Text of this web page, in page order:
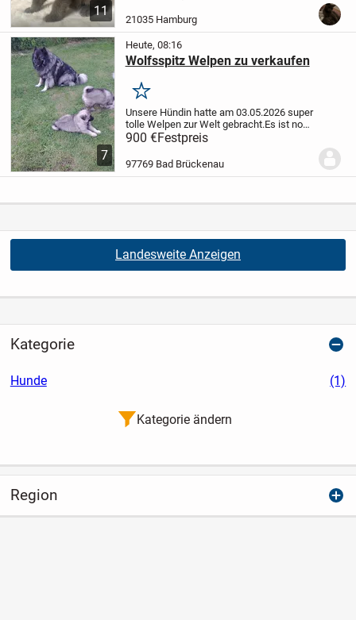
11
Wir haben aktuelle Bilder reingestellt
sind 2 Mädchen und 3 Jungs
21035 Hamburg
7
Heute, 08:16
Wolfsspitz Welpen zu verkaufen
Merken
Unsere Hündin hatte am 03.05.2026 super
tolle Welpen zur Welt gebracht.Es ist noch
1 Bube verfügbar, der eine liebe Familie
Der Wolfsspitz ist ein intelligenter ,
anhänglicher und extrem...
900 €Festpreis
97769 Bad Brückenau
Landesweite Anzeigen
Kategorie
Hunde (1)
Kategorie ändern
Region